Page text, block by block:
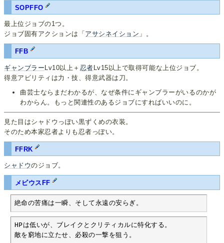
SOPFFO
最上位ジョブの1つ。
ジョブ固有アクションは「 アサシネイション 」。
FFB
ギャンブラーLv10以上＋ 忍者Lv15以上で取得可能な上位ジョブ。
得意アビリティは力・技、得意武器は刀。
曲芸士ならまだわかるが、なぜ条件にギャンブラーがいるのかが
わからん。もっと関連性のあるジョブにすればいいのに。
見た目はシャドウっぽい黒ずくめの衣装。
そのため本家忍者よりも忍者っぽい。
FFRK
シャドウのジョブ。
メビウスFF
絶命の苦痛は一瞬、そして永遠の安らぎ。
HPは低いが、ブレイクとクリティカルに特化する。
敵を窮地に立たせ、必殺の一撃を狙う。